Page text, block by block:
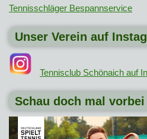
Tennisschläger Bespannservice
Unser Verein auf
Tennisclub Schönaich auf
Schau doch mal vorbei